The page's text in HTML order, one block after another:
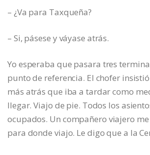
– ¿Va para Taxqueña?
– Si, pásese y váyase atrás.
Yo esperaba que pasara tres
punto de referencia. El chofer
más atrás que iba a tardar como
llegar. Viajo de pie. Todos los
ocupados. Un compañero viajero
para donde viajo. Le digo que a la